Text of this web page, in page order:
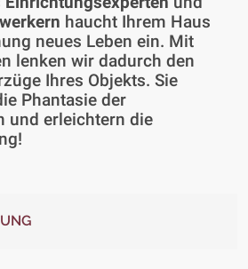
haucht Ihrem Haus
neues Leben ein. Mit
lenken wir dadurch den
Ihres Objekts. Sie
Phantasie der
und erleichtern die